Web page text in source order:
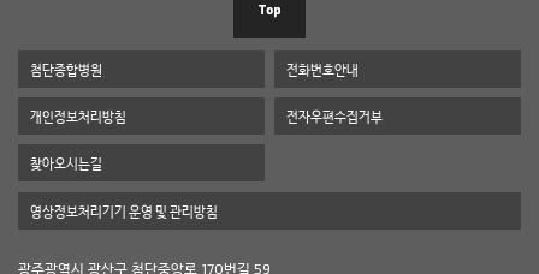
첨단종합병원 전화번호안내
개인정보처리방침 전자우편수집거부
찾아오시는길
영상정보처리기기 운영 및 관리방침
광주광역시 광산구 첨단중앙로 170번길 59